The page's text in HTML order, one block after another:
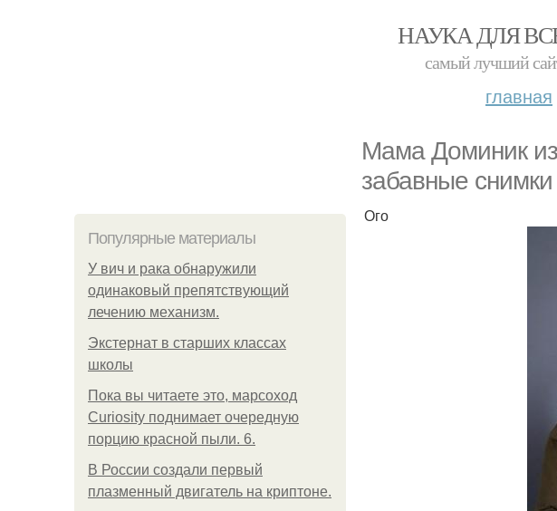
НАУКА ДЛЯ
самый лучший
главная
Мама Доминик
забавные
Популярные материалы
У вич и рака обнаружили
одинаковый препятствующий
лечению механизм.
Экстернат в старших классах
школы
Пока вы читаете это, марсоход
Curiosity поднимает очередную
порцию красной пыли. 6.
В России создали первый
плазменный двигатель на криптоне.
Ого